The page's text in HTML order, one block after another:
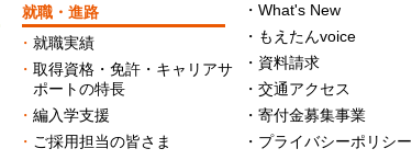
就職・進路
就職実績
取得資格・免許・キャリアサ
ポートの特長
編入学支援
ご採用担当の皆さま
What's New
もえたんvoice
資料請求
交通アクセス
寄付金募集事業
プライバシーポリシー